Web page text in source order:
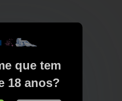
que tem
18 anos?